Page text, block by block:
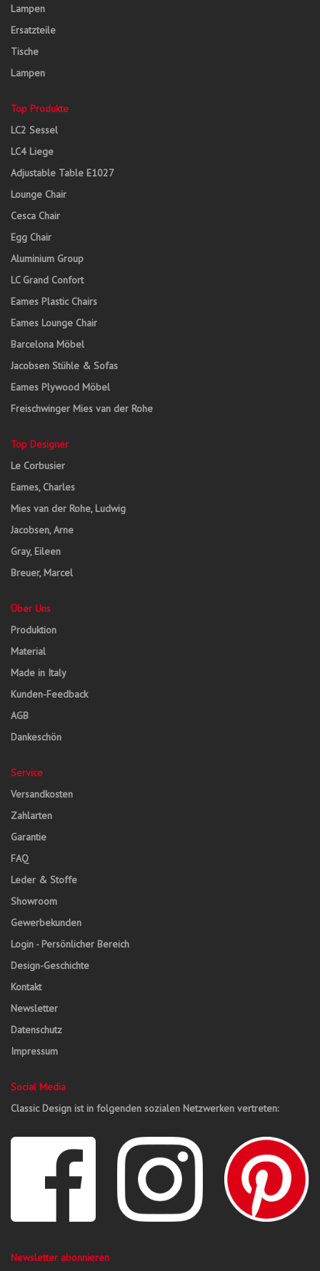
Lampen
Ersatzteile
Tische
Lampen
Top Produkte
LC2 Sessel
LC4 Liege
Adjustable Table E1027
Lounge Chair
Cesca Chair
Egg Chair
Aluminium Group
LC Grand Confort
Eames Plastic Chairs
Eames Lounge Chair
Barcelona Möbel
Jacobsen Stühle & Sofas
Eames Plywood Möbel
Freischwinger Mies van der Rohe
Top Designer
Le Corbusier
Eames, Charles
Mies van der Rohe, Ludwig
Jacobsen, Arne
Gray, Eileen
Breuer, Marcel
Über Uns
Produktion
Material
Made in Italy
Kunden-Feedback
AGB
Dankeschön
Service
Versandkosten
Zahlarten
Garantie
FAQ
Leder & Stoffe
Showroom
Gewerbekunden
Login - Persönlicher Bereich
Design-Geschichte
Kontakt
Newsletter
Datenschutz
Impressum
Social Media
Classic Design ist in folgenden sozialen Netzwerken vertreten:
Newsletter abonnieren